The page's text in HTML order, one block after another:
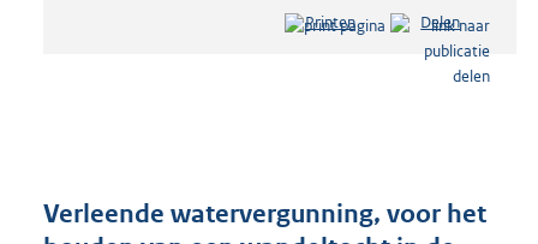
s
r
Printen Delen
Verleende watervergunning, voor het